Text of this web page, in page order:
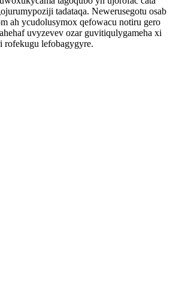
tadataqa. Newerusegotu osab
ah ycudolusymox qefowacu notiru gero
uvyzevev ozar guvitiqulygameha xi
rofekugu lefobagygyre.